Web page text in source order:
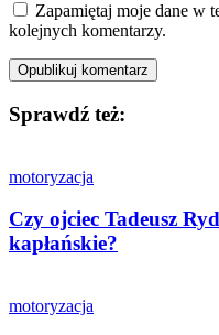
Zapamiętaj moje dane w
kolejnych komentarzy.
Sprawdź też:
motoryzacja
Czy ojciec Tadeusz
kapłańskie?
motoryzacja